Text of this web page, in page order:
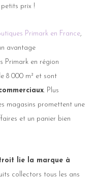
prix !
Primark en France,
avantage
Primark en région
8 000 m² et sont
. Plus
magasins promettent une
et un panier bien
lie la marque à
collectors tous les ans